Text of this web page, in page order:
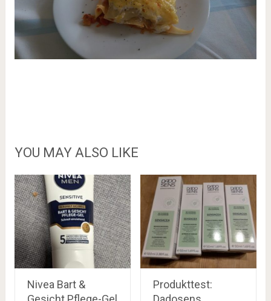
YOU MAY ALSO LIKE
Nivea Bart &
Produkttest: